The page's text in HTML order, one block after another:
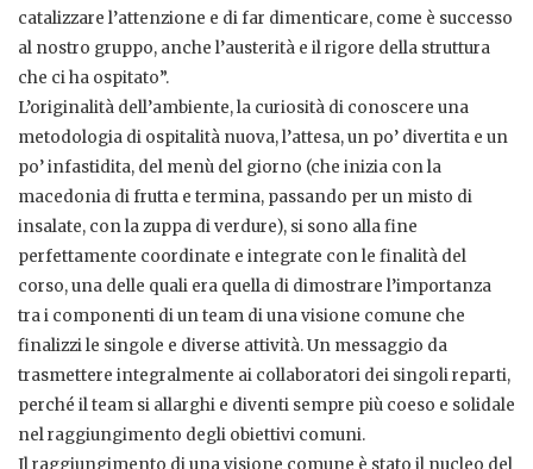
catalizzare l’attenzione e di far dimenticare, come è successo
al nostro gruppo, anche l’austerità e il rigore della struttura
che ci ha ospitato”.
L’originalità dell’ambiente, la curiosità di conoscere una
metodologia di ospitalità nuova, l’attesa, un po’ divertita e un
po’ infastidita, del menù del giorno (che inizia con la
macedonia di frutta e termina, passando per un misto di
insalate, con la zuppa di verdure), si sono alla fine
perfettamente coordinate e integrate con le finalità del
corso, una delle quali era quella di dimostrare l’importanza
tra i componenti di un team di una visione comune che
finalizzi le singole e diverse attività. Un messaggio da
trasmettere integralmente ai collaboratori dei singoli reparti,
perché il team si allarghi e diventi sempre più coeso e solidale
nel raggiungimento degli obiettivi comuni.
Il raggiungimento di una visione comune è stato il nucleo del